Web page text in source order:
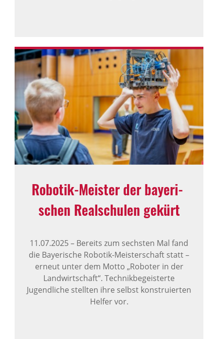
Robotik-Meister der baye­ri­
schen Real­schulen gekürt
11.07.2025– Bereits zum sechsten Mal fand
die Bayerische Robotik-Meisterschaft statt –
erneut unter dem Motto „Roboter in der
Landwirtschaft“. Technikbegeisterte
Jugendliche stellten ihre selbst konstruierten
Helfer vor.